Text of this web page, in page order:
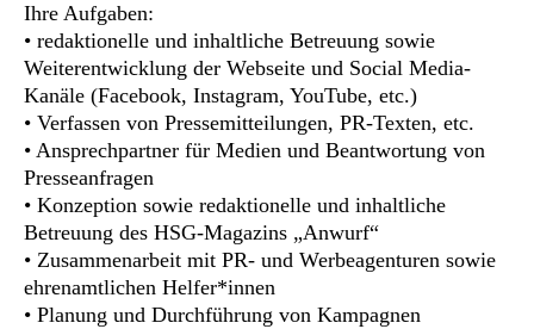
Ihre Aufgaben:
• redaktionelle und inhaltliche Betreuung sowie
Weiterentwicklung der Webseite und Social Media-
Kanäle (Facebook, Instagram, YouTube, etc.)
• Verfassen von Pressemitteilungen, PR-Texten, etc.
• Ansprechpartner für Medien und Beantwortung von
Presseanfragen
• Konzeption sowie redaktionelle und inhaltliche
Betreuung des HSG-Magazins „Anwurf“
• Zusammenarbeit mit PR- und Werbeagenturen sowie
ehrenamtlichen Helfer*innen
• Planung und Durchführung von Kampagnen